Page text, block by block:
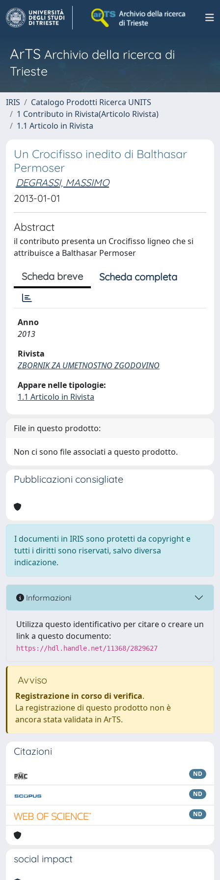
ArTS Archivio della ricerca di
Trieste
IRIS
Catalogo Prodotti Ricerca UNITS
1 Contributo in Rivista(Articolo Rivista)
1.1 Articolo in Rivista
Un Crocifisso inedito di Balthasar
Permoser
DEGRASSI, MASSIMO
2013-01-01
Abstract
il contributo presenta un Crocifisso ligneo che si
attribuisce a Balthasar Permoser
Scheda breve Scheda completa
Anno
2013
Rivista
ZBORNIK ZA UMETNOSTNO ZGODOVINO
Appare nelle tipologie:
1.1 Articolo in Rivista
File in questo prodotto:
Non ci sono file associati a questo prodotto.
Pubblicazioni consigliate
I documenti in IRIS sono protetti da copyright e
tutti i diritti sono riservati, salvo diversa
indicazione.
Informazioni
Utilizza questo identificativo per citare o creare un
link a questo documento:
https://hdl.handle.net/11368/2829627
Avviso
Registrazione in corso di verifica.
La registrazione di questo prodotto non è
ancora stata validata in ArTS.
Citazioni
ND
ND
ND
social impact